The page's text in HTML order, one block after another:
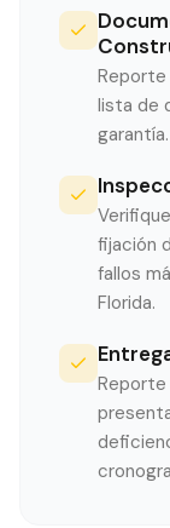
lista de
garantía.
fijación
fallos
Florida.
Reporte